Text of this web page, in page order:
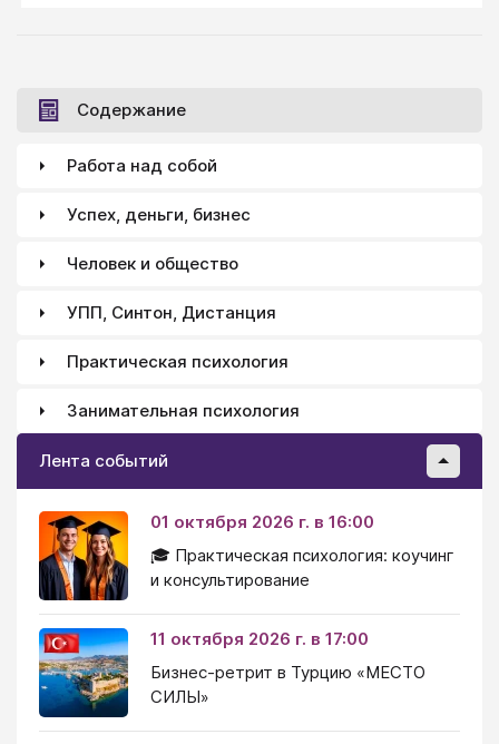
Содержание
Работа над собой
Успех, деньги, бизнес
Человек и общество
УПП, Синтон, Дистанция
Практическая психология
Занимательная психология
Лента событий
01 октября 2026 г. в 16:00
🎓 Практическая психология: коучинг
и консультирование
11 октября 2026 г. в 17:00
Бизнес-ретрит в Турцию «МЕСТО
СИЛЫ»